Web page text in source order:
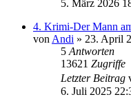
5. März 2026
4. Krimi-Der Mann
von Andi » 23. April
5 Antworten
13621 Zugriffe
Letzter Beitrag
6. Juli 2025